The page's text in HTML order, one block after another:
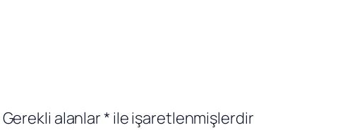
Gerekli alanlar* ile işaretlenmişlerdir